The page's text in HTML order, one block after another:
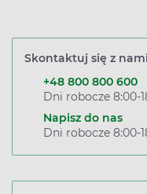
Skontaktuj się z nami
+48 800 800 600
Dni robocze 8:00-
Napisz do nas
Dni robocze 8:00-